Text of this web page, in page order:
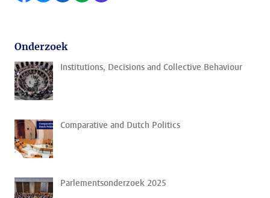
Onderzoek
Institutions, Decisions and Collective Behaviour
Comparative and Dutch Politics
Parlementsonderzoek 2025